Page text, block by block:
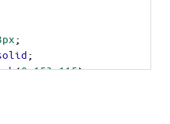
;
;
(0,153,115);